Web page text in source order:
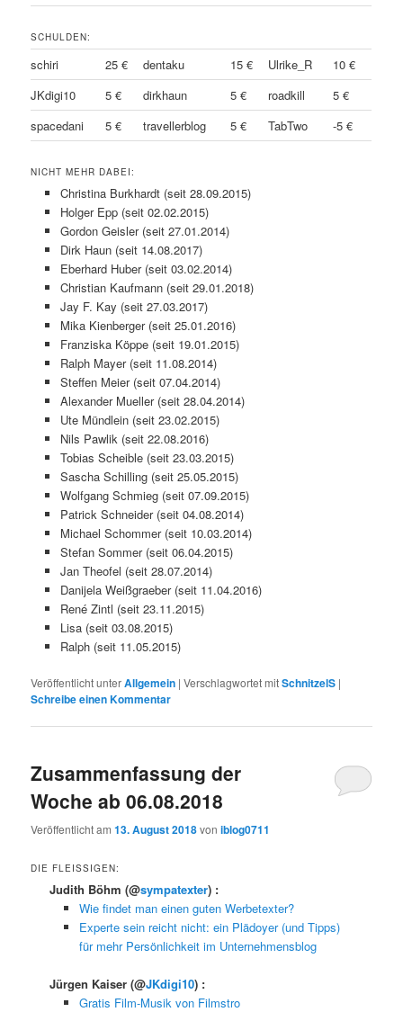
SCHULDEN:
schiri 25 € dentaku 15 € Ulrike_R
10 €
JKdigi10
5 € dirkhaun 5 € roadkill
5 €
spacedani
5 € travellerblog 5 € TabTwo -5 €
NICHT MEHR DABEI:
Christina Burkhardt (seit 28.09.2015)
Holger Epp (seit 02.02.2015)
Gordon Geisler (seit 27.01.2014)
Dirk Haun (seit 14.08.2017)
Eberhard Huber (seit 03.02.2014)
Christian Kaufmann (seit 29.01.2018)
Jay F. Kay (seit 27.03.2017)
Mika Kienberger (seit 25.01.2016)
Franziska Köppe (seit 19.01.2015)
Ralph Mayer (seit 11.08.2014)
Steffen Meier (seit 07.04.2014)
Alexander Mueller (seit 28.04.2014)
Ute Mündlein (seit 23.02.2015)
Nils Pawlik (seit 22.08.2016)
Tobias Scheible (seit 23.03.2015)
Sascha Schilling (seit 25.05.2015)
Wolfgang Schmieg (seit 07.09.2015)
Patrick Schneider (seit 04.08.2014)
Michael Schommer (seit 10.03.2014)
Stefan Sommer (seit 06.04.2015)
Jan Theofel (seit 28.07.2014)
Danijela Weißgraeber (seit 11.04.2016)
René Zintl (seit 23.11.2015)
Lisa (seit 03.08.2015)
Ralph (seit 11.05.2015)
Veröffentlicht unterAllgemein |Verschlagwortet mitSchnitzelS |
Schreibe einen Kommentar
Zusammenfassung der
Woche ab 06.08.2018
Veröffentlicht am13. August 2018voniblog0711
DIE FLEISSIGEN:
Judith Böhm(@sympatexter) :
Wie findet man einen guten Werbetexter?
Experte sein reicht nicht: ein Plädoyer (und Tipps)
für mehr Persönlichkeit im Unternehmensblog
Jürgen Kaiser(@JKdigi10) :
Gratis Film-Musik von Filmstro